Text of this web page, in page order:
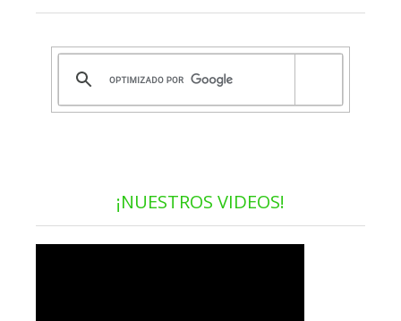
¡NUESTROS VIDEOS!